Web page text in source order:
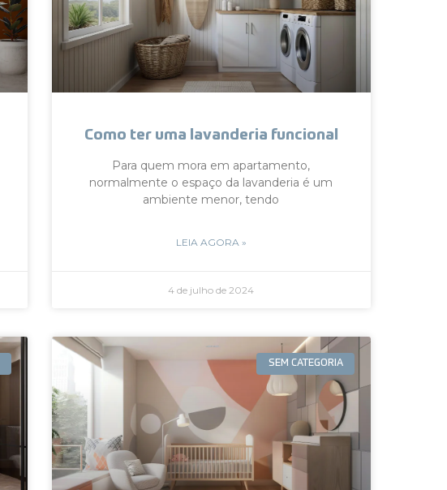
Como ter uma lavanderia funcional
Para quem mora em apartamento,
normalmente o espaço da lavanderia é um
ambiente menor, tendo
LEIA AGORA »
4 de julho de 2024
SEM CATEGORIA